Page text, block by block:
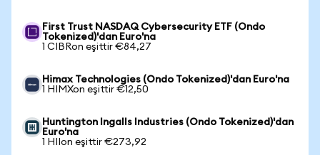
First Trust NASDAQ Cybersecurity ETF (Ondo
Tokenized)'dan Euro'na
1 CIBRon eşittir €84,27
Himax Technologies (Ondo Tokenized)'dan Euro'na
1 HIMXon eşittir €12,50
Huntington Ingalls Industries (Ondo Tokenized)'dan
Euro'na
1 HIIon eşittir €273,92